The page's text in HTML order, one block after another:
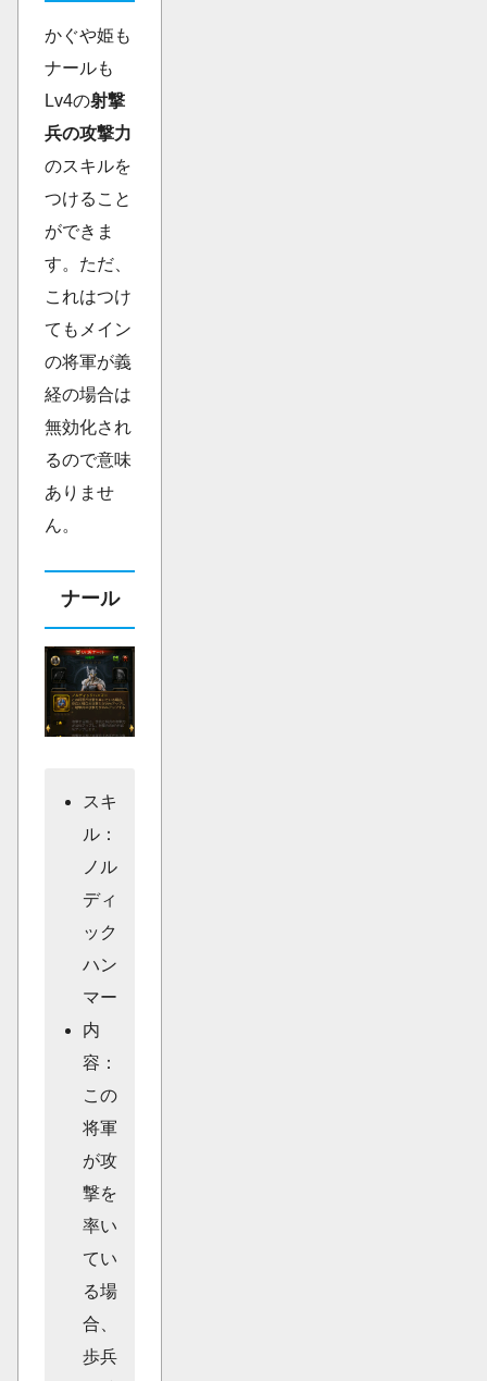
かぐや姫も
ナールも
Lv4の射撃
兵の攻撃力
のスキルを
つけること
ができま
す。ただ、
これはつけ
てもメイン
の将軍が義
経の場合は
無効化され
るので意味
ありませ
ん。
ナール
スキ
ル：
ノル
ディ
ック
ハン
マー
内
容：
この
将軍
が攻
撃を
率い
てい
る場
合、
歩兵